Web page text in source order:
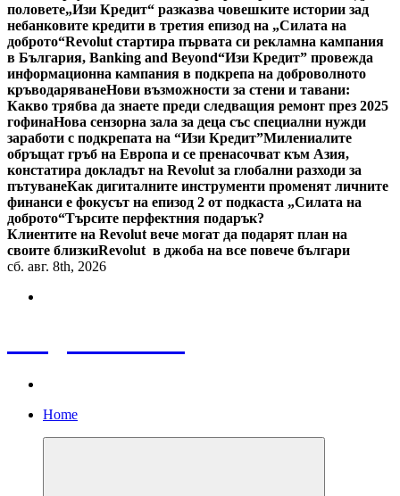
половете„Изи Кредит“ разказва човешките истории зад
небанковите кредити в третия епизод на „Силата на
доброто“Revolut стартира първата си рекламна кампания
в България, Banking and Beyond“Изи Кредит” провежда
информационна кампания в подкрепа на доброволното
кръводаряванеНови възможности за стени и тавани:
Какво трябва да знаете преди следващия ремонт през 2025
гофинаНова сензорна зала за деца със специални нужди
заработи с подкрепата на “Изи Кредит”Милениалите
обръщат гръб на Европа и се пренасочват към Азия,
констатира докладът на Revolut за глобални разходи за
пътуванеКак дигиталните инструменти променят личните
финанси е фокусът на епизод 2 от подкаста „Силата на
доброто“Търсите перфектния подарък?
Клиентите на Revolut вече могат да подарят план на
своите близкиRevolut в джоба на все повече българи
сб. авг. 8th, 2026
Home